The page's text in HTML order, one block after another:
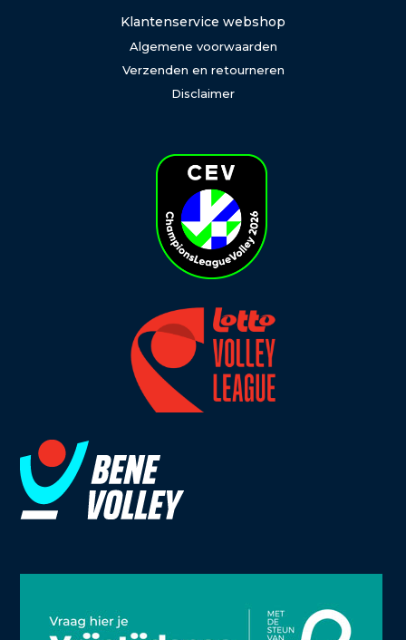
Klantenservice webshop
Algemene voorwaarden
Verzenden en retourneren
Disclaimer